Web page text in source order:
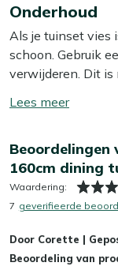
aan wilt poetsen.
het ademende
of je nu lang tafelt
een strakke,
Eigenschappen
Aluminium
zodat je de set
houdt.
meer
Onderhoud
Als je tuinset vies
schoon. Gebruik
verwijderen. Dit is
keer per jaar
Smit Multi-
Let op: gebruik
maar kan het
Wil je je tuinset
Toon/
Beoordelingen
160cm dining
Waardering:
7 geverifieerde
Door Corette |
Beoordeling van